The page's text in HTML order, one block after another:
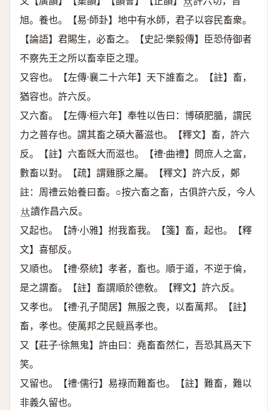
𠀤
旭。養也。【易·師卦】地中有水師，君子以容民畜衆。
【論語】君賜生，必畜之。【史記·樂毅傳】臣恐侍御者
不察先王之所以畜幸臣之理。
又容也。【左傳·襄二十六年】天下誰畜之。【註】畜，
猶容也。許六反。
又六畜。【左傳·桓六年】奉牲以告曰：博碩肥腯，謂民
力之普存也。謂其畜之碩大蕃滋也。【釋文】畜，許六
反。【註】六畜旣大而滋也。【禮·曲禮】問庶人之富，
數畜以對。【疏】謂雞豚之屬。【釋文】許六反，鄭
註：周禮云始養曰畜。○按六畜之畜，古俱許六反，今人
𠀤讀作昌六反。
又起也。【詩·小雅】拊我畜我。【箋】畜，起也。【釋
文】喜郁反。
又順也。【禮·祭統】孝者，畜也。順于道，不逆于倫，
是之謂畜。【註】畜謂順於德敎。【釋文】許六反。
又孝也。【禮·孔子閒居】無服之喪，以畜萬邦。【註】
畜，孝也。使萬邦之民競爲孝也。
又【莊子·徐無鬼】許由曰：堯畜畜然仁，吾恐其爲天下
笑。
又留也。【禮·儒行】易祿而難畜也。【註】難畜，難以
非義久留也。